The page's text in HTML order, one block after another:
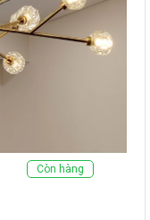
Còn hàng